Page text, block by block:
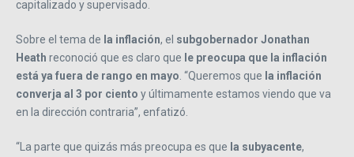
capitalizado y supervisado.
Sobre el tema de la inflación, el subgobernador Jonathan
Heath reconoció que es claro que le preocupa que la inflación
está ya fuera de rango en mayo. “Queremos que la inflación
converja al 3 por ciento y últimamente estamos viendo que va
en la dirección contraria”, enfatizó.
“La parte que quizás más preocupa es que la subyacente,